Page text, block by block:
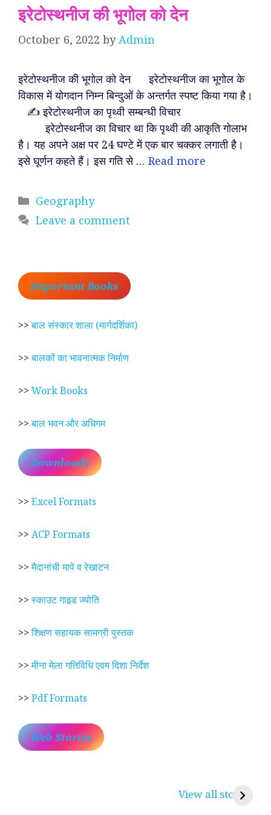
इरेटोस्थनीज की भूगोल को देन
October 6, 2022 byAdmin
इरेटोस्थनीज की भूगोल को देन इरेटोस्थनीज का भूगोल के
विकास में योगदान निम्न बिन्दुओं के अन्तर्गत स्पष्ट किया गया है।
✍️ इरेटोस्थनीज का पृथ्वी सम्बन्धी विचार
इरेटोस्थनीज का विचार था कि पृथ्वी की आकृति गोलाभ
है। यह अपने अक्ष पर 24 घण्टे में एक बार चक्कर लगाती है।
इसे घूर्णन कहते हैं। इस गति से … Read more
Categories
Geography
Leave a comment
Important Books
>>बाल संस्कार शाला (मार्गदर्शिका)
>>बालकों का भावनात्मक निर्माण
>> Work Books
>>बाल भवन और अधिगम
Downloads
>> Excel Formats
>> ACP Formats
>>मैदानांची मापे व रेखाटन
>>स्काउट गाइड ज्योति
>>शिक्षण सहायक सामग्री पुस्तक
>>मीना मेला गतिविधि एवम दिशा निर्देश
>> Pdf Formats
Web Stories
View all stories
रामसा पीर, रुणेचा रा